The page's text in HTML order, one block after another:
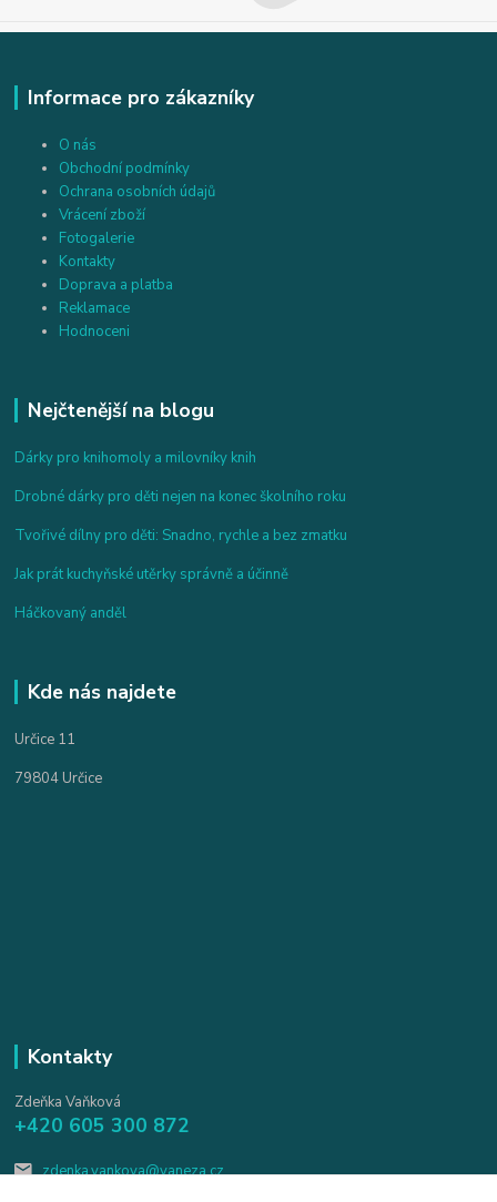
Informace pro zákazníky
O nás
Obchodní podmínky
Ochrana osobních údajů
Vrácení zboží
Fotogalerie
Kontakty
Doprava a platba
Reklamace
Hodnoceni
Nejčtenější na blogu
Dárky pro knihomoly a milovníky knih
Drobné dárky pro děti nejen na konec školního roku
Tvořivé dílny pro děti: Snadno, rychle a bez zmatku
Jak prát kuchyňské utěrky správně a účinně
Háčkovaný anděl
Kde nás najdete
Určice 11
79804 Určice
Kontakty
Zdeňka Vaňková
+420 605 300 872
zdenka.vankova@vaneza.cz